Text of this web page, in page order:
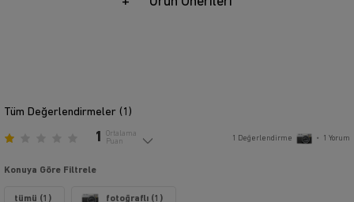
Tüm Değerlendirmeler (1 )
1
Ortalama
Puan
1 Değerlendirme • 1 Yorum
Konuya Göre Filtrele
tümü (1) fotoğraflı (1)